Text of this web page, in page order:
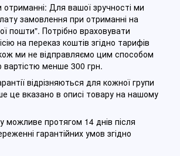
отриманні: Для вашої зручності ми
замовлення при отриманні на
пошти". Потрібно враховувати
на переказ коштів згідно тарифів
ми не відправляємо цим способом
менше 300 грн.
відрізняються для кожної групи
це вказано в описі товару на нашому
можливе протягом 14 днів після
гарантійних умов згідно